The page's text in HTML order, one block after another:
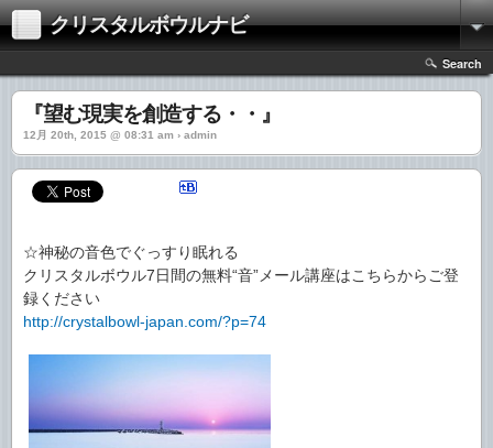
クリスタルボウルナビ
Search
『望む現実を創造する・・』
12月 20th, 2015 @ 08:31 am › admin
☆神秘の音色でぐっすり眠れる
クリスタルボウル7日間の無料“音”メール講座はこちらからご登
録ください
http://crystalbowl-japan.com/?p=74